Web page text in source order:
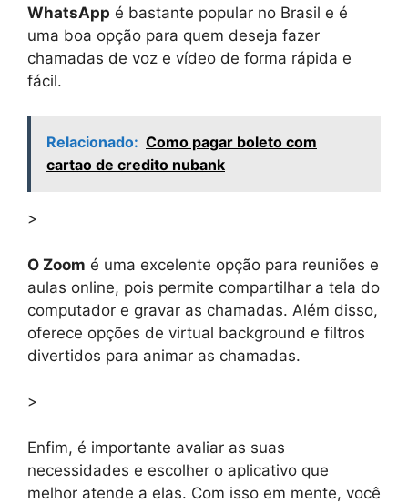
WhatsApp é bastante popular no Brasil e é
uma boa opção para quem deseja fazer
chamadas de voz e vídeo de forma rápida e
fácil.
Relacionado: Como pagar boleto com
cartao de credito nubank
>
O Zoom é uma excelente opção para reuniões e
aulas online, pois permite compartilhar a tela do
computador e gravar as chamadas. Além disso,
oferece opções de virtual background e filtros
divertidos para animar as chamadas.
>
Enfim, é importante avaliar as suas
necessidades e escolher o aplicativo que
melhor atende a elas. Com isso em mente, você